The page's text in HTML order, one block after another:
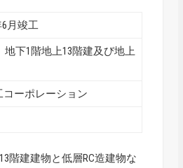
6月竣工
地下1階地上13階建及び地上
コーポレーション
階建建物と低層RC造建物な